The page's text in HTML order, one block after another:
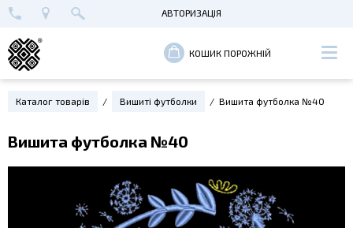
+38 (096) 652-89-00
МАЙСТЕРНЯ В КИЄВІ АВТОРИЗАЦІЯ
РЕЄСТРАЦІЯ
КОШИК ПОРОЖНІЙ
Каталог товарів Вишиті футболки Вишита футболка №40
Вишита футболка №40